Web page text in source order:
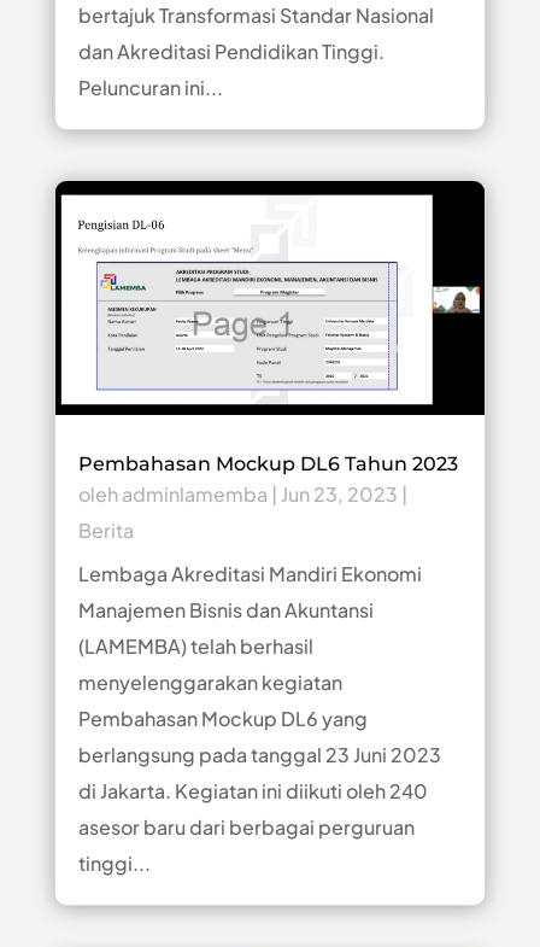
bertajuk Transformasi Standar Nasional
dan Akreditasi Pendidikan Tinggi.
Peluncuran ini...
Pembahasan Mockup DL6 Tahun 2023
oleh adminlamemba | Jun 23, 2023 |
Berita
Lembaga Akreditasi Mandiri Ekonomi
Manajemen Bisnis dan Akuntansi
(LAMEMBA) telah berhasil
menyelenggarakan kegiatan
Pembahasan Mockup DL6 yang
berlangsung pada tanggal 23 Juni 2023
di Jakarta. Kegiatan ini diikuti oleh 240
asesor baru dari berbagai perguruan
tinggi...